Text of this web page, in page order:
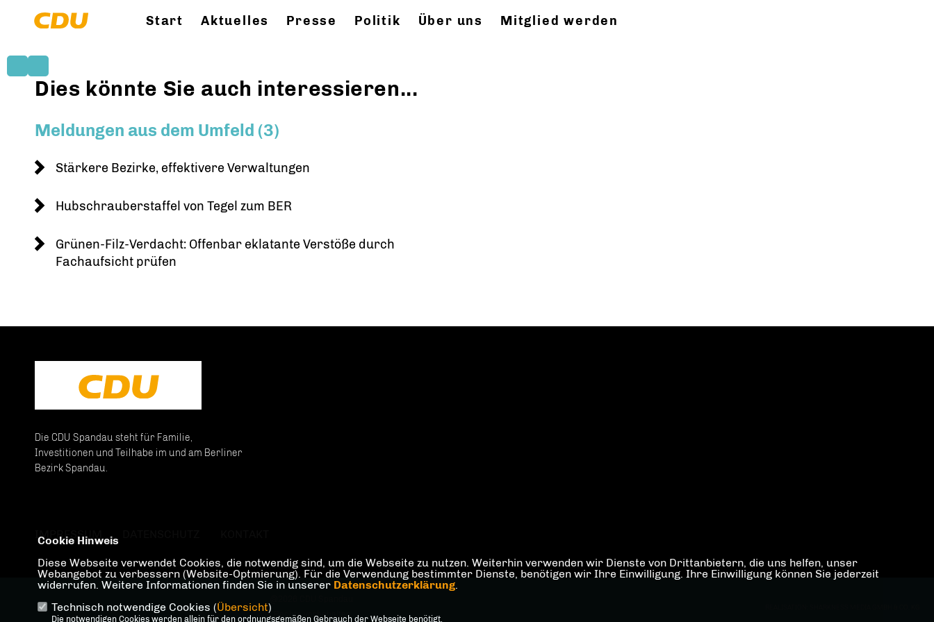
Start Aktuelles Presse Politik Über uns Mitglied werden
Dies könnte Sie auch interessieren...
Meldungen aus dem Umfeld (3)
Stärkere Bezirke, effektivere Verwaltungen
Hubschrauberstaffel von Tegel zum BER
Grünen-Filz-Verdacht: Offenbar eklatante Verstöße durch
Fachaufsicht prüfen
Die CDU Spandau steht für Familie,
Investitionen und Teilhabe im und am Berliner
Bezirk Spandau.
IMPRESSUM
Alle Rechte vorbehalten.
Cookie Hinweis
Diese Webseite verwendet Cookies, die notwendig sind, um die Webseite zu nutzen. Weiterhin verwenden wir Dienste von Drittanbietern, die uns helfen, unser
Webangebot zu verbessern (Website-Optmierung). Für die Verwendung bestimmter Dienste, benötigen wir Ihre Einwilligung. Ihre Einwilligung können Sie jederzeit
widerrufen. Weitere Informationen finden Sie in unserer Datenschutzerklärung.
Technisch notwendige Cookies (Übersicht)
Die notwendigen Cookies werden allein für den ordnungsgemäßen Gebrauch der Webseite benötigt.